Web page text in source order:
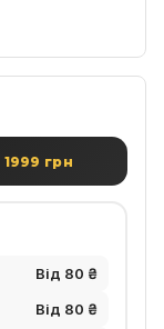
1999 грн
Від 80 ₴
Від 80 ₴